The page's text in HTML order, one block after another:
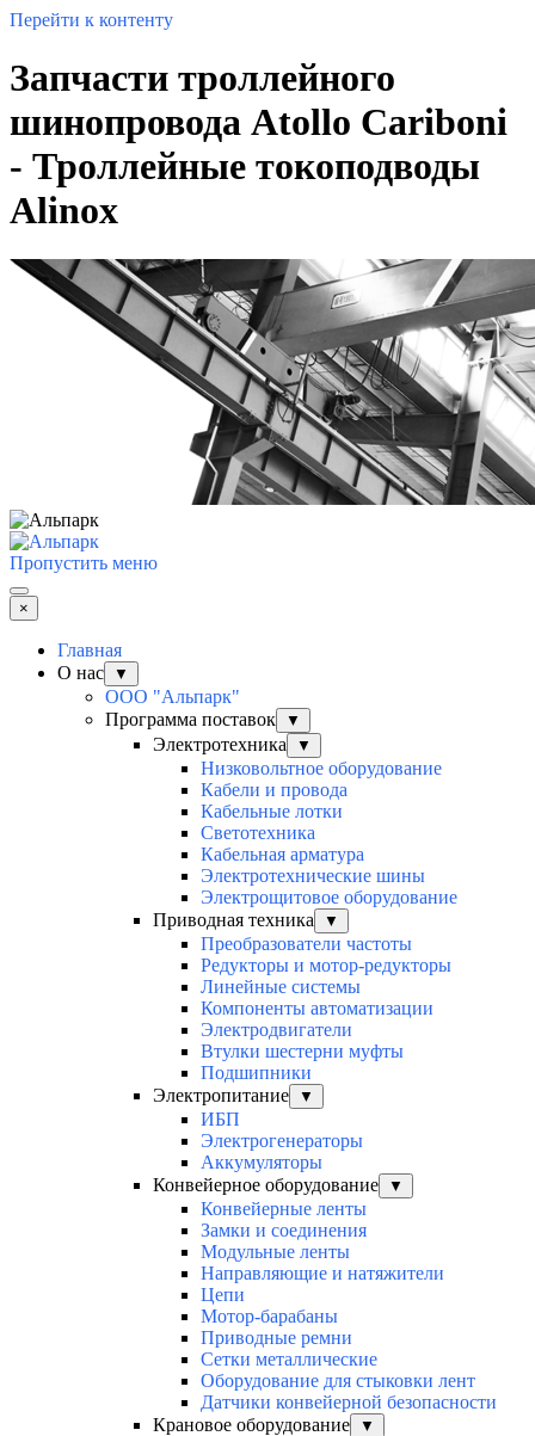
Перейти к контенту
Запчасти троллейного
шинопровода Atollo Cariboni
- Троллейные токоподводы
Alinox
Пропустить меню
×
Главная
О нас
▼
ООО "Альпарк"
Программа поставок
▼
Электротехника ▼
Низковольтное оборудование
Кабели и провода
Кабельные лотки
Светотехника
Кабельная арматура
Электротехнические шины
Электрощитовое оборудование
Приводная техника
▼
Преобразователи частоты
Редукторы и мотор-редукторы
Линейные системы
Компоненты автоматизации
Электродвигатели
Втулки шестерни муфты
Подшипники
Электропитание
▼
ИБП
Электрогенераторы
Аккумуляторы
Конвейерное оборудование
▼
Конвейерные ленты
Замки и соединения
Модульные ленты
Направляющие и натяжители
Цепи
Мотор-барабаны
Приводные ремни
Сетки металлические
Оборудование для стыковки лент
Датчики конвейерной безопасности
Крановое оборудование
▼